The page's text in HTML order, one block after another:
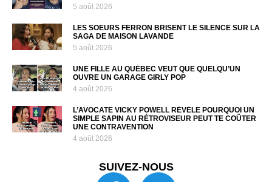
5 août 2026
LES SOEURS FERRON BRISENT LE SILENCE SUR LA
SAGA DE MAISON LAVANDE
5 août 2026
UNE FILLE AU QUÉBEC VEUT QUE QUELQU’UN
OUVRE UN GARAGE GIRLY POP
4 août 2026
L’AVOCATE VICKY POWELL RÉVÈLE POURQUOI UN
SIMPLE SAPIN AU RÉTROVISEUR PEUT TE COÛTER
UNE CONTRAVENTION
4 août 2026
SUIVEZ-NOUS